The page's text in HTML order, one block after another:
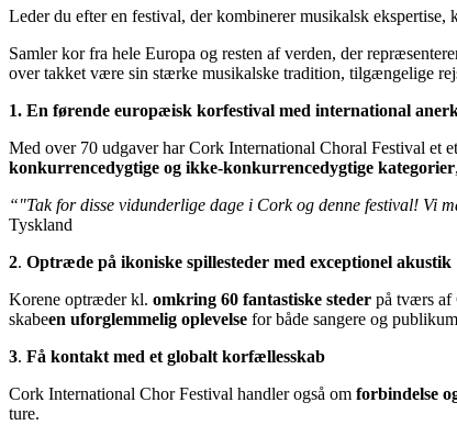
Leder du efter en festival, der kombinerer musikalsk
Samler kor fra hele Europa og resten af verden, der
over takket være sin stærke musikalske tradition, tilgængelige
1. En førende europæisk korfestival med international
Med over 70 udgaver har Cork International Choral Festival et
konkurrencedygtige og ikke-konkurrencedygtige kategorier
“"Tak for disse vidunderlige dage i Cork og denne festival! Vi
Tyskland
2. Optræde på ikoniske spillesteder med exceptionel akustik
Korene optræder kl. omkring 60 fantastiske steder på tværs af
skabeen uforglemmelig oplevelse for både sangere og
3. Få kontakt med et globalt korfællesskab
Cork International Chor Festival handler også om forbindelse
ture.